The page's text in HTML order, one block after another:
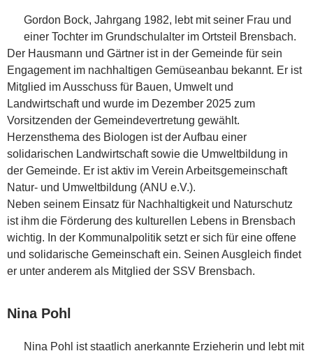
Gordon Bock, Jahrgang 1982, lebt mit seiner Frau und
einer Tochter im Grundschulalter im Ortsteil Brensbach.
Der Hausmann und Gärtner ist in der Gemeinde für sein
Engagement im nachhaltigen Gemüseanbau bekannt. Er ist
Mitglied im Ausschuss für Bauen, Umwelt und
Landwirtschaft und wurde im Dezember 2025 zum
Vorsitzenden der Gemeindevertretung gewählt.
Herzensthema des Biologen ist der Aufbau einer
solidarischen Landwirtschaft sowie die Umweltbildung in
der Gemeinde. Er ist aktiv im Verein Arbeitsgemeinschaft
Natur- und Umweltbildung (ANU e.V.).
Neben seinem Einsatz für Nachhaltigkeit und Naturschutz
ist ihm die Förderung des kulturellen Lebens in Brensbach
wichtig. In der Kommunalpolitik setzt er sich für eine offene
und solidarische Gemeinschaft ein. Seinen Ausgleich findet
er unter anderem als Mitglied der SSV Brensbach.
Nina Pohl
Nina Pohl ist staatlich anerkannte Erzieherin und lebt mit